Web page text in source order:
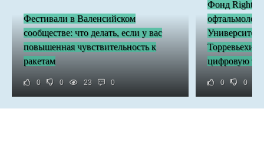
Фестивали в Валенсийском
сообществе: что делать, если у вас
повышенная чувствительность к
ракетам
0 0 23 0
Фонд Right
Торревьехи
цифровую
0 0